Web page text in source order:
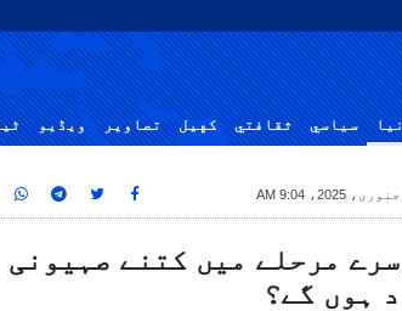
سياسي ثقافتي کهيل تصاوير ویڈیو
مرحلے میں کتنے صہیونی
ہوں گے؟